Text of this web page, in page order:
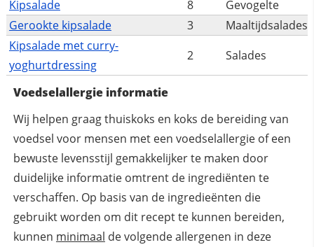
Kipsalade
8
Gevogelte
Gerookte kipsalade
3
Maaltijdsalades
Kipsalade met curry-
yoghurtdressing
2 Salades
Voedselallergie informatie
Wij helpen graag thuiskoks en koks de bereiding van
voedsel voor mensen met een voedselallergie of een
bewuste levensstijl gemakkelijker te maken door
duidelijke informatie omtrent de ingrediënten te
verschaffen. Op basis van de ingredieënten die
gebruikt worden om dit recept te kunnen bereiden,
kunnen minimaal de volgende allergenen in deze